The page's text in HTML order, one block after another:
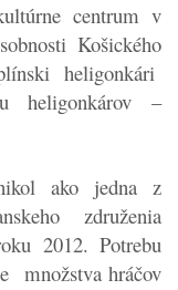
centrum v
Košického
heligonkári
heligonkárov –
ako jedna z
združenia
2012. Potrebu
množstva hráčov